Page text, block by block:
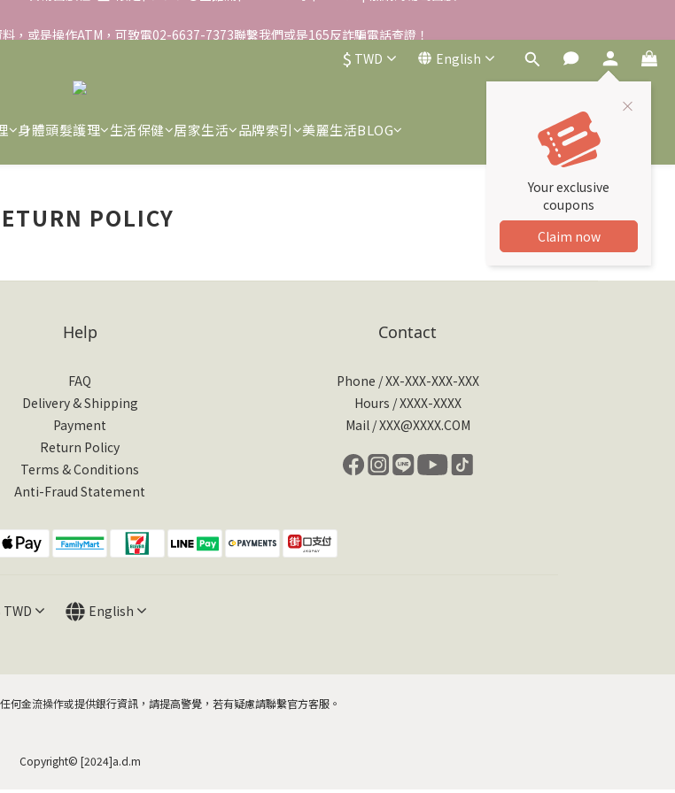
，或是操作ATM，可致電02-6637-7373聯繫我們或是165反詐騙電話查證！
８８８贈▸蒸氣熱敷眼罩/盒 ❸滿３３８８贈▸積雪草柔敏舒緩水凝霜EX/瓶
$ TWD English
Your exclusive
coupons
Claim now
身體頭髮護理 生活保健 居家生活 品牌索引 美麗生活BLOG
POLICY
Help
FAQ
Delivery & Shipping
Payment
Return Policy
Terms & Conditions
Anti-Fraud Statement
Contact
Phone / XX-XXX-XXX-XXX
Hours / XXXX-XXXX
Mail / XXX@XXXX.COM
TWD English
何金流操作或提供銀行資訊，請提高警覺，若有疑慮請聯繫官方客服。
Copyright© [2024]a.d.m